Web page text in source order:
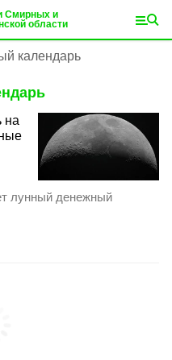
Смирных и
области
календарь
на
лунный денежный